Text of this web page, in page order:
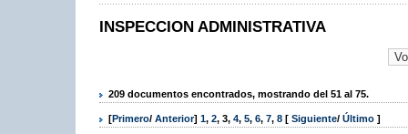
INSPECCION ADMINISTRATIVA
209 documentos encontrados, mostrando del 51 al 75.
[Primero/ Anterior] 1, 2, 3, 4, 5, 6, 7, 8 [ Siguiente/ Último ]